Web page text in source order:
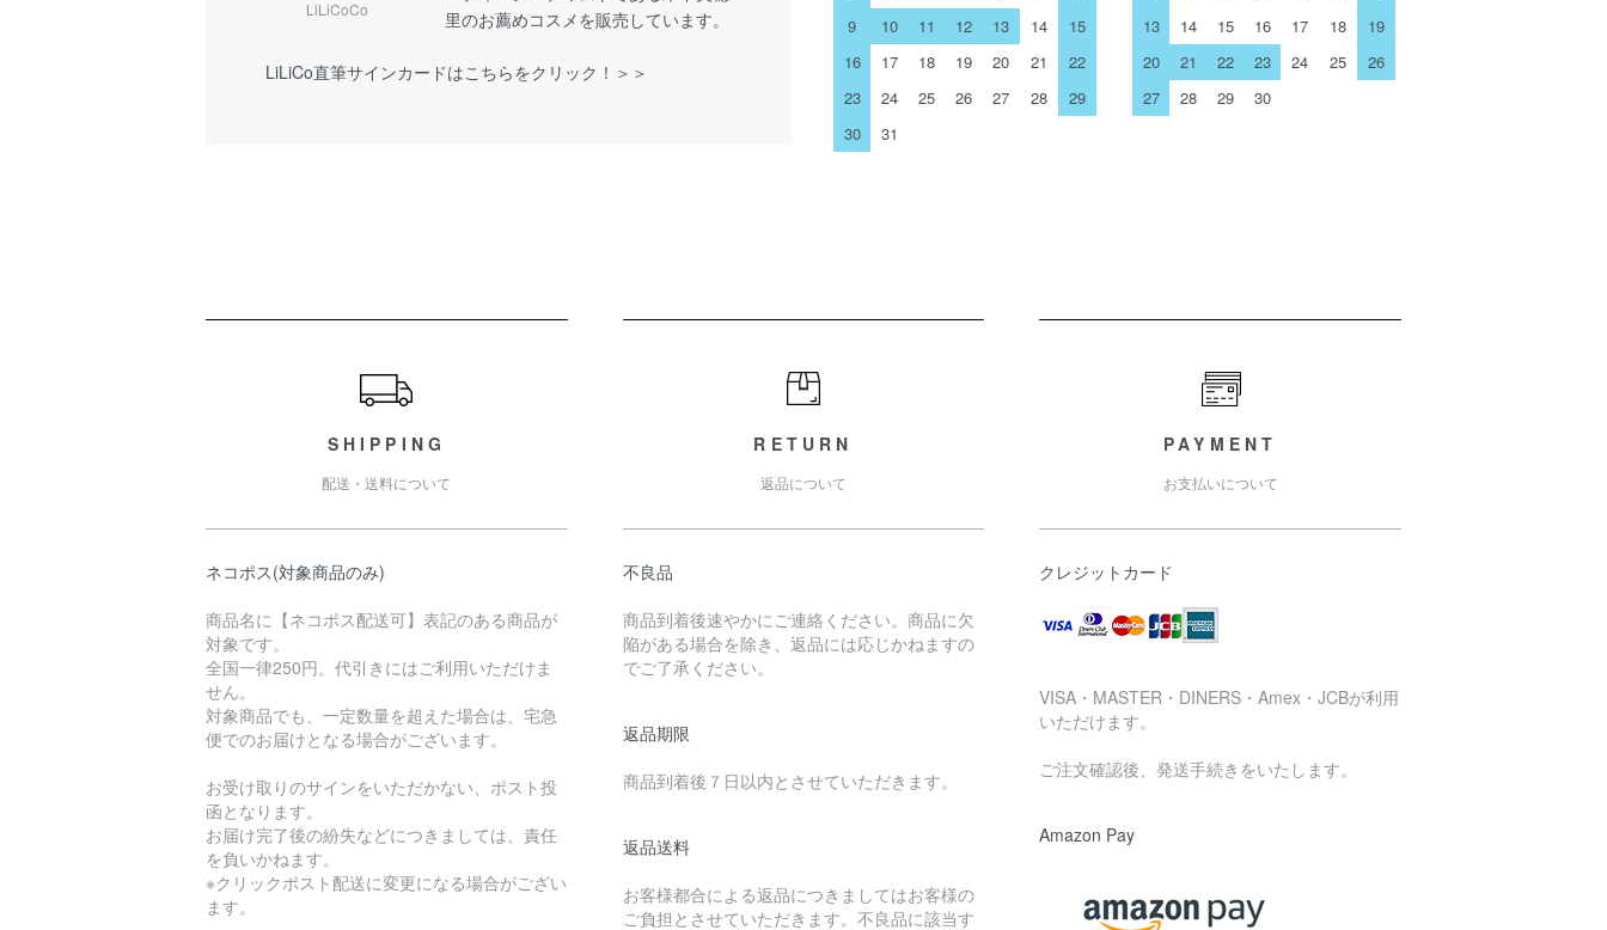
LiLiCoCo
里のお薦めコスメを販売しています。
LiLiCo直筆サインカードはこちらをクリック！＞＞
9
10 11 12 13 14
15
16
17 18 19 20 21
22
23
24 25 26 27 28
29
30
31
13
14 15 16 17 18
19
20
21 22 23 24 25
26
27
28 29 30
SHIPPING
配送・送料について
ネコポス(対象商品のみ)
商品名に【ネコポス配送可】表記のある商品が
対象です。
全国一律250円。代引きにはご利用いただけま
せん。
対象商品でも、一定数量を超えた場合は、宅急
便でのお届けとなる場合がございます。
お受け取りのサインをいただかない、ポスト投
函となります。
お届け完了後の紛失などにつきましては、責任
を負いかねます。
※クリックポスト配送に変更になる場合がござい
ます。
RETURN
返品について
不良品
商品到着後速やかにご連絡ください。商品に欠
陥がある場合を除き、返品には応じかねますの
でご了承ください。
返品期限
商品到着後７日以内とさせていただきます。
返品送料
お客様都合による返品につきましてはお客様の
ご負担とさせていただきます。不良品に該当す
PAYMENT
お支払いについて
クレジットカード
VISA・MASTER・DINERS・Amex・JCBが利用
いただけます。
ご注文確認後、発送手続きをいたします。
Amazon Pay